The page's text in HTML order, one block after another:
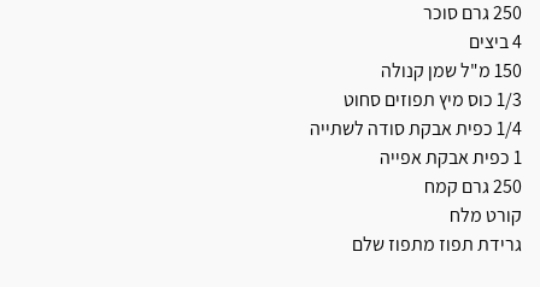
250 גרם סוכר
4 ביצים
150 מ"ל שמן קנולה
1/3 כוס מיץ תפוזים סחוט
1/4 כפית אבקת סודה לשתייה
1 כפית אבקת אפייה
250 גרם קמח
קורט מלח
גרידת תפוז מתפוז שלם